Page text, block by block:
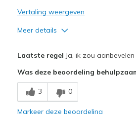
Vertaling weergeven
Meer details
Comfortable
Beste toepassingen
Laatste regel Ja, ik zou
Was deze beoordeling
3 0
Markeer deze beoordeling